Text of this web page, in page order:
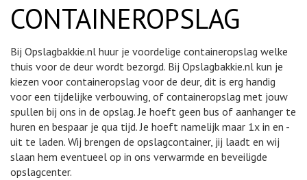
CONTAINEROPSLAG
Bij Opslagbakkie.nl huur je voordelige containeropslag welke
thuis voor de deur wordt bezorgd. Bij Opslagbakkie.nl kun je
kiezen voor containeropslag voor de deur, dit is erg handig
voor een tijdelijke verbouwing, of containeropslag met jouw
spullen bij ons in de opslag. Je hoeft geen bus of aanhanger te
huren en bespaar je qua tijd. Je hoeft namelijk maar 1x in en -
uit te laden. Wij brengen de opslagcontainer, jij laadt en wij
slaan hem eventueel op in ons verwarmde en beveiligde
opslagcenter.